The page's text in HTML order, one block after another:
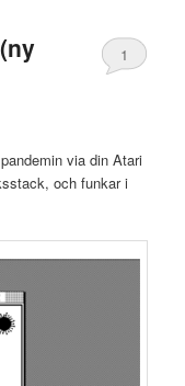
1
via din Atari
och funkar i